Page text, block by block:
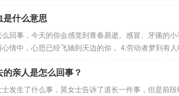
居、同事、朋友中可能将有人办婚事。梦见自己
是什么意思
回事，今天的你会感觉到青春易逝。感冒、牙痛的
情中，心思已经飞驰到天边的你， 4.劳动者梦到有
梦见女…
亲人是怎么回事？
发生了什么事，莫女士告诉了道长一件事，但是前